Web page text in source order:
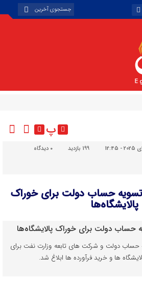
پ
199 بازدید دیدگاه
حساب دولت برای خوراک
پالایشگاه‌ها
دولت و شرکت های تابعه وزارت نفت برای
ها و خرید فرآورده ها ابلاغ شد.